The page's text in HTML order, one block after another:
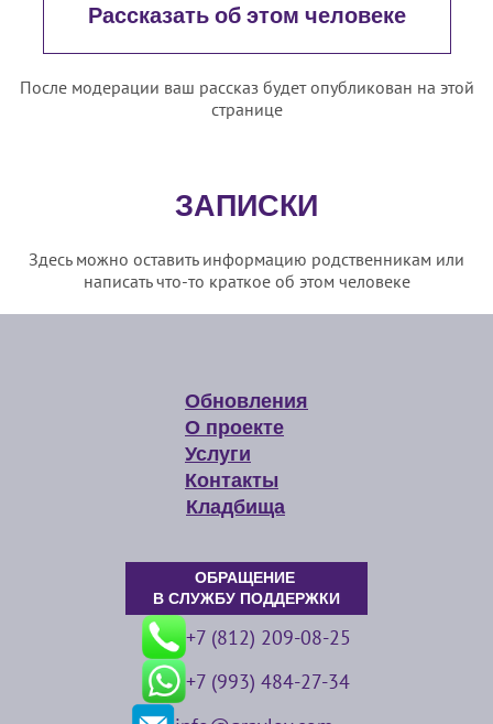
Рассказать об этом человеке
После модерации ваш рассказ будет опубликован на этой
странице
ЗАПИСКИ
Здесь можно оставить информацию родственникам или
написать что-то краткое об этом человеке
Обновления
О проекте
Услуги
Контакты
Кладбища
ОБРАЩЕНИЕ
В СЛУЖБУ ПОДДЕРЖКИ
+7 (812) 209-08-25
+7 (993) 484-27-34